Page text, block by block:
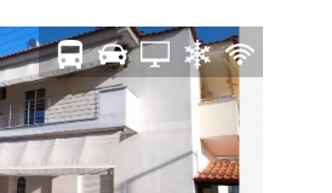
neće biti primljen na prevoz.
da proverite da li je Vaš prtljag
Vila AFRODITI Vrasna Paralia ne